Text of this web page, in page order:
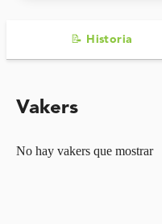
📝 Historia
Vakers
No hay vakers que mostrar